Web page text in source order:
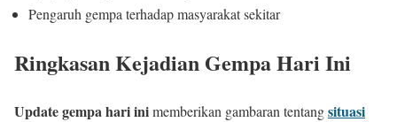
Pengaruh gempa terhadap masyarakat sekitar
Ringkasan Kejadian Gempa Hari Ini
Update gempa hari inimemberikan gambaran tentangsituasi